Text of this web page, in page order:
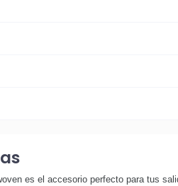
es el accesorio perfecto para tus